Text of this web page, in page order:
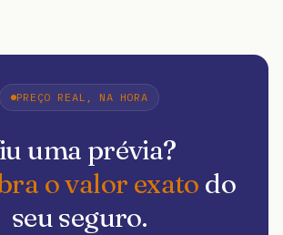
PREÇO REAL, NA HORA
uma prévia?
o valor exato do
seu seguro.